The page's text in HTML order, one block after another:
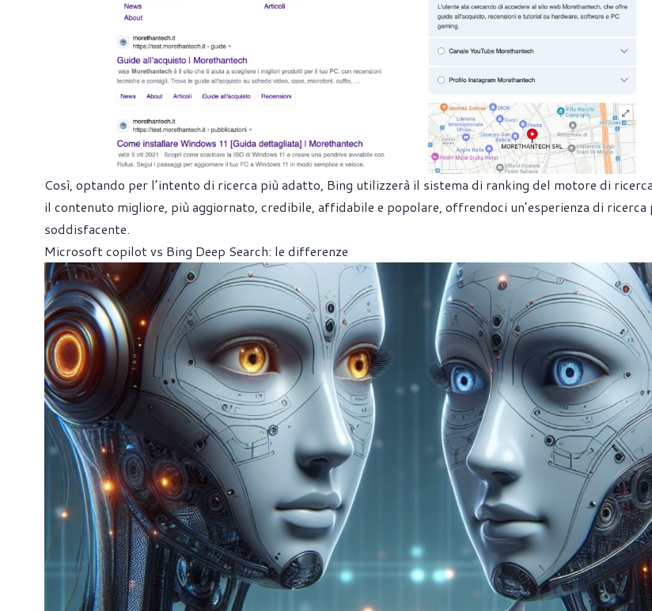
Così, optando per l’intento di ricerca più adatto, Bing utilizzerà il sistema di ranking del motore di
il contenuto migliore, più aggiornato, credibile, affidabile e popolare, offrendoci un’esperienza di ricerca
soddisfacente.
Microsoft copilot vs Bing Deep Search: le differenze